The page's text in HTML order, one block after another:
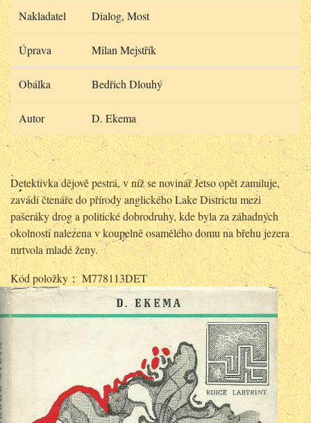
Nakladatel Dialog, Most
Úprava Milan Mejstřík
Obálka Bedřich Dlouhý
Autor D. Ekema
Detektivka dějově pestrá, v níž se novinář Jetso opět zamiluje,
zavádí čtenáře do přírody anglického Lake Districtu mezi
pašeráky drog a politické dobrodruhy, kde byla za záhadných
okolností nalezena v koupelně osamělého domu na břehu jezera
mrtvola mladé ženy.
Kód položky： M778113DET